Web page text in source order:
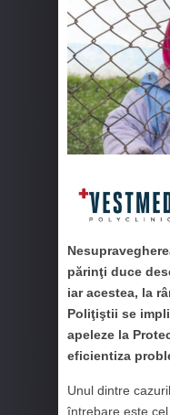
părinţi duce
iar acestea, la
Poliţiştii se
apeleze la
eficientiza
Unul dintre
întrebare este